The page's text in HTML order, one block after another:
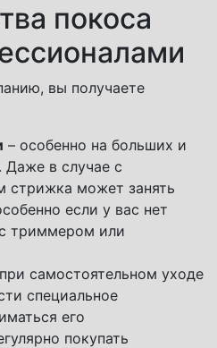
покоса
вы получаете
– особенно на больших и
Даже в случае с
стрижка может занять
если у вас нет
триммером или
самостоятельном уходе
специальное
его
покупать